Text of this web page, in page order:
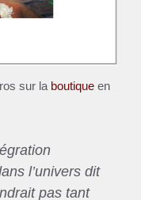
sur la boutique en
l’univers dit
pas tant